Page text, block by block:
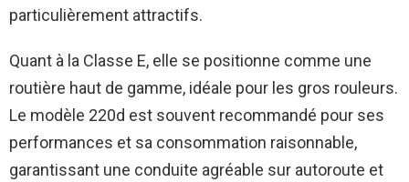
particulièrement attractifs.
Quant à la Classe E, elle se positionne comme une
routière haut de gamme, idéale pour les gros rouleurs.
Le modèle 220d est souvent recommandé pour ses
performances et sa consommation raisonnable,
garantissant une conduite agréable sur autoroute et